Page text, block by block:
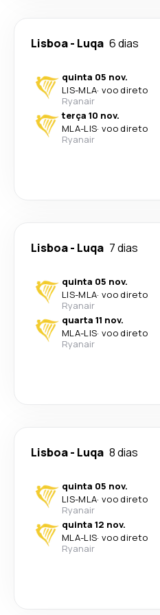
Lisboa- Luqa 6 dias
quinta 05 nov.
LIS-MLA· voo direto
Ryanair
terça 10 nov.
MLA-LIS· voo direto
Ryanair
Lisboa- Luqa 7 dias
quinta 05 nov.
LIS-MLA· voo direto
Ryanair
quarta 11 nov.
MLA-LIS· voo direto
Ryanair
Lisboa- Luqa 8 dias
quinta 05 nov.
LIS-MLA· voo direto
Ryanair
quinta 12 nov.
MLA-LIS· voo direto
Ryanair